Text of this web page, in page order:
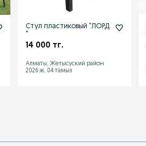
Стул пластиковый "ЛОРД
"
14 000 тг.
Алматы, Жетысуский район
2026 ж. 04 тамыз